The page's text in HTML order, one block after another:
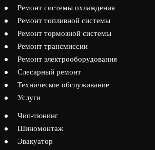
Ремонт системы охлаждения
Ремонт топливной системы
Ремонт тормозной системы
Ремонт трансмиссии
Ремонт электрооборудования
Слесарный ремонт
Техническое обслуживание
Услуги
Чип-тюнинг
Шиномонтаж
Эвакуатор